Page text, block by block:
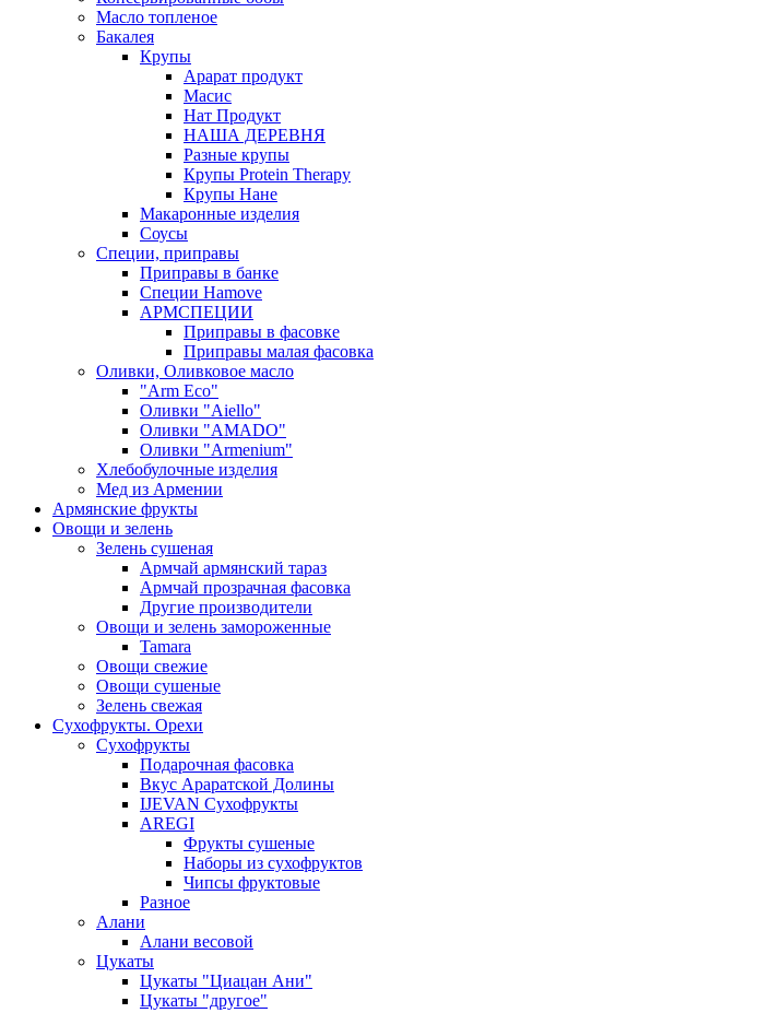
Масло топленое
Бакалея
Крупы
Арарат продукт
Масис
Нат Продукт
НАША ДЕРЕВНЯ
Разные крупы
Крупы Protein Therapy
Крупы Нане
Макаронные изделия
Соусы
Специи, приправы
Приправы в банке
Специи Hamove
АРМСПЕЦИИ
Приправы в фасовке
Приправы малая фасовка
Оливки, Оливковое масло
"Arm Eco"
Оливки "Aiello"
Оливки "AMADO"
Оливки "Armenium"
Хлебобулочные изделия
Мед из Армении
Армянские фрукты
Овощи и зелень
Зелень сушеная
Армчай армянский тараз
Армчай прозрачная фасовка
Другие производители
Овощи и зелень замороженные
Tamara
Овощи свежие
Овощи сушеные
Зелень свежая
Сухофрукты. Орехи
Сухофрукты
Подарочная фасовка
Вкус Араратской Долины
IJEVAN Сухофрукты
AREGI
Фрукты сушеные
Наборы из сухофруктов
Чипсы фруктовые
Разное
Алани
Алани весовой
Цукаты
Цукаты "Циацан Ани"
Цукаты "другое"